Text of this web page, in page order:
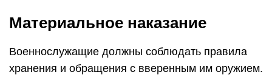
Материальное наказание
Военнослужащие должны соблюдать правила
хранения и обращения с вверенным им оружием.